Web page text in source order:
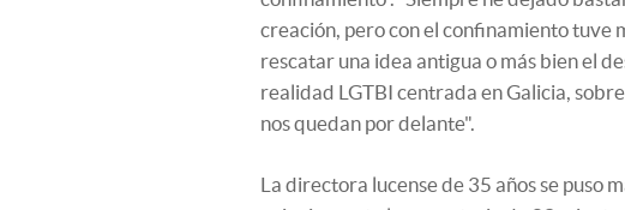
creación, pero con el confinamiento tuve
rescatar una idea antigua o más bien el
realidad LGTBI centrada en Galicia,
nos quedan por delante".
La directora lucense de 35 años se puso